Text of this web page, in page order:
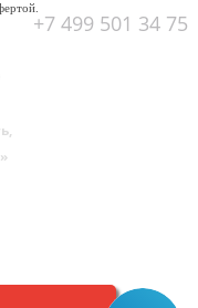
+7 499 501 34 75